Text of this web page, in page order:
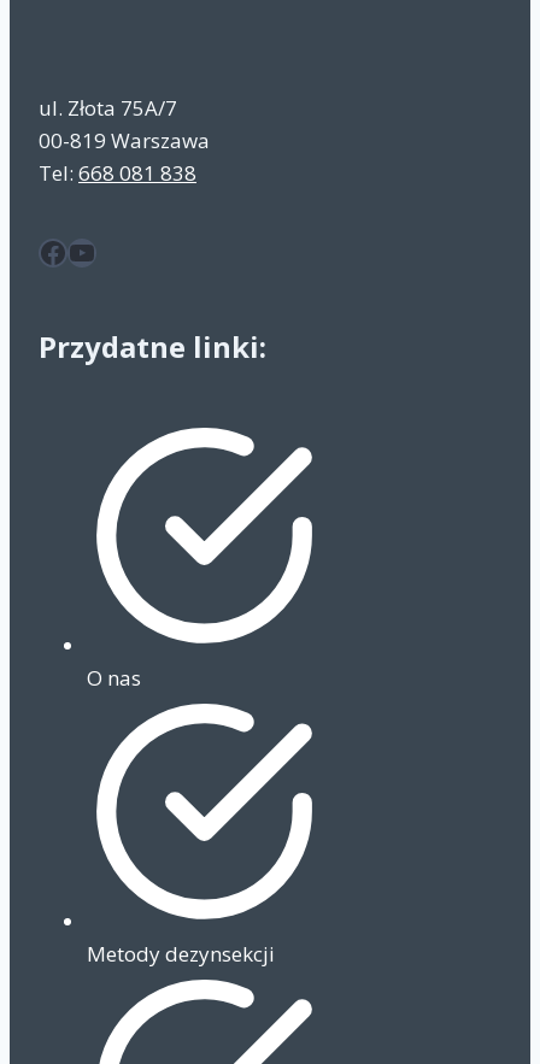
ul. Złota 75A/7
00-819 Warszawa
Tel: 668 081 838
Facebook
YouTube
Przydatne linki:
O nas
Metody dezynsekcji